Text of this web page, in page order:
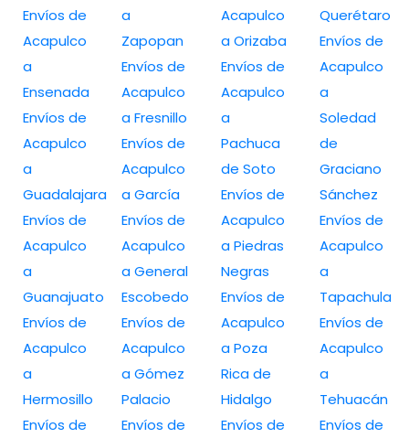
Envíos de
Acapulco
a
Ensenada
Envíos de
Acapulco
a
Guadalajara
Envíos de
Acapulco
a
Guanajuato
Envíos de
Acapulco
a
Hermosillo
Envíos de
a
Zapopan
Envíos de
Acapulco
a Fresnillo
Envíos de
Acapulco
a García
Envíos de
Acapulco
a General
Escobedo
Envíos de
Acapulco
a Gómez
Palacio
Envíos de
Acapulco
a Orizaba
Envíos de
Acapulco
a
Pachuca
de Soto
Envíos de
Acapulco
a Piedras
Negras
Envíos de
Acapulco
a Poza
Rica de
Hidalgo
Envíos de
Querétaro
Envíos de
Acapulco
a
Soledad
de
Graciano
Sánchez
Envíos de
Acapulco
a
Tapachula
Envíos de
Acapulco
a
Tehuacán
Envíos de